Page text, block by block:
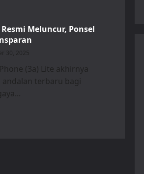
Meluncur, Ponsel
30, 2025
(3a) Lite akhirnya
terbaru bagi